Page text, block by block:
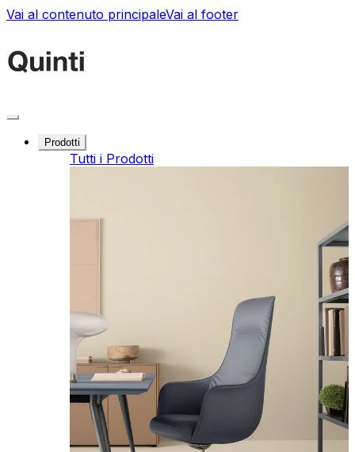
Vai al contenuto principaleVai al footer
Prodotti
Tutti i Prodotti